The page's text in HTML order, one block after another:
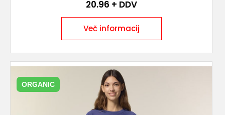
20.96 + DDV
Več informacij
ORGANIC